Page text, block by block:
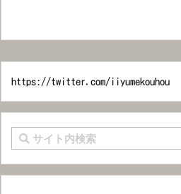
https://twitter.com/iiyumekouhou